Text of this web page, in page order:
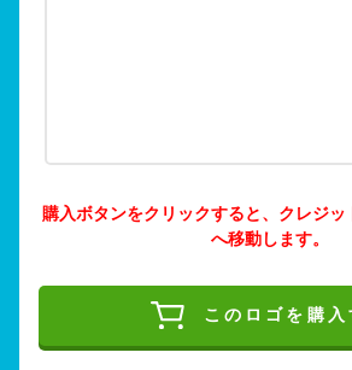
購入ボタンをクリックすると、クレジ
へ移動します。
このロゴを購入